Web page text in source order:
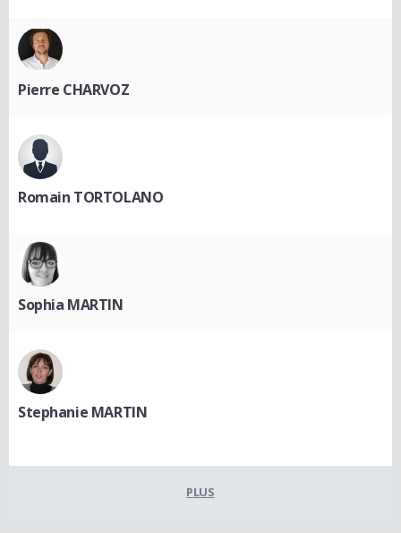
Pierre CHARVOZ
Romain TORTOLANO
Sophia MARTIN
Stephanie MARTIN
PLUS